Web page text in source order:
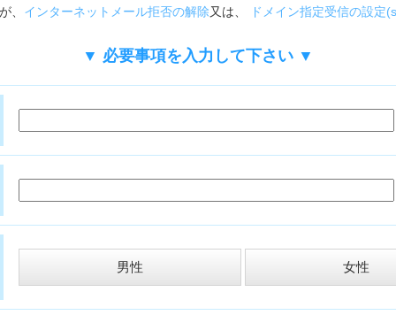
、 インターネットメール拒否の解除又は、 ドメイン指定受信の設定
▼ 必要事項を入力して下さい ▼
男性 女性